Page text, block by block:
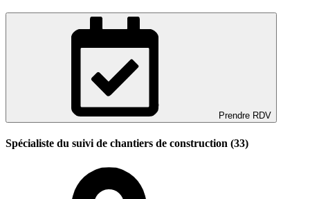
Prendre RDV
Spécialiste du suivi de chantiers de construction (33)